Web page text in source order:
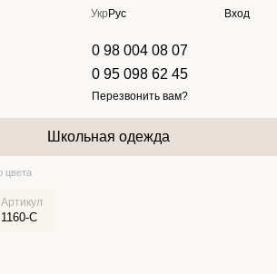
Укр Рус Вход
0 98 004 08 07
0 95 098 62 45
Перезвонить вам?
Школьная одежда
цвета
Артикул
1160-C